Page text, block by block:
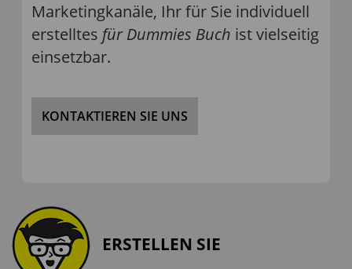
Marketingkanäle, Ihr für Sie individuell
erstelltes für Dummies Buch ist vielseitig
einsetzbar.
KONTAKTIEREN SIE UNS
ERSTELLEN SIE